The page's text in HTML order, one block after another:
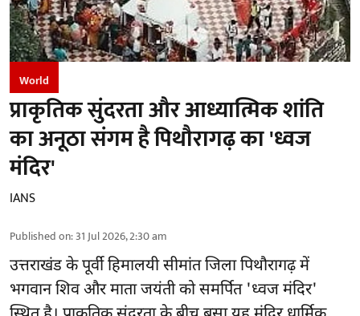
World
प्राकृतिक सुंदरता और आध्यात्मिक शांति
का अनूठा संगम है पिथौरागढ़ का 'ध्वज
मंदिर'
IANS
Published on:31 Jul 2026, 2:30 am
उत्तराखंड के पूर्वी हिमालयी सीमांत जिला पिथौरागढ़ में
भगवान शिव और माता जयंती को समर्पित 'ध्वज मंदिर'